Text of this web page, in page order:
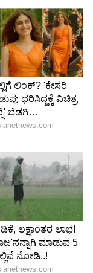
ರಾಜ್ಯದ